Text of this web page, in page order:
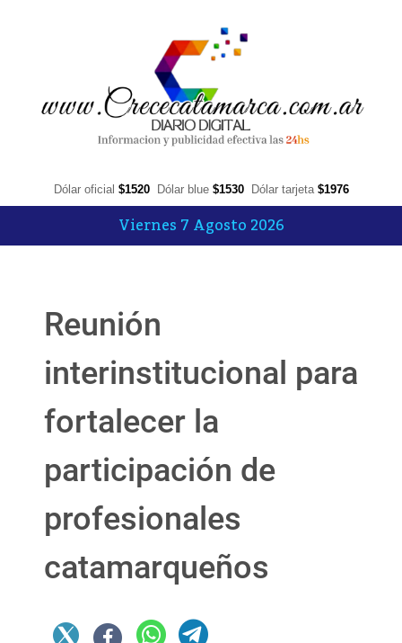
Dólar oficial $1520 Dólar blue $1530 Dólar tarjeta $1976
Viernes 7 Agosto 2026
Reunión
interinstitucional para
fortalecer la
participación de
profesionales
catamarqueños